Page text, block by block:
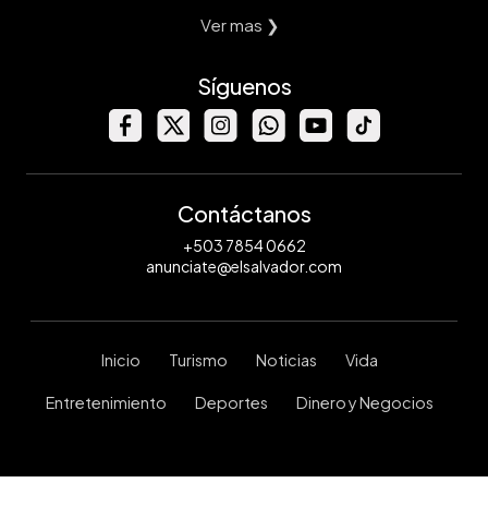
Ver mas ❯
Síguenos
Contáctanos
+503 7854 0662
anunciate@elsalvador.com
Inicio Turismo Noticias Vida
Entretenimiento Deportes Dinero y Negocios